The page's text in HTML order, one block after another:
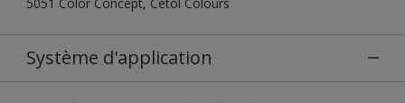
Système d'application